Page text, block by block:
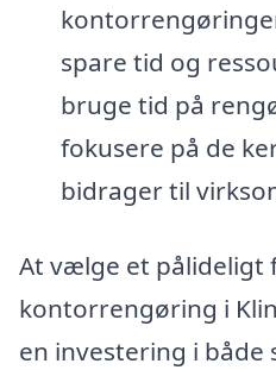
spare tid og
bruge tid på
fokusere på de
bidrager til
At vælge et pålideligt
kontorrengøring i
en investering i både